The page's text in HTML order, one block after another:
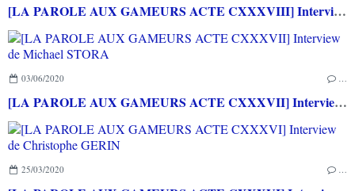
[LA PAROLE AUX GAMEURS ACTE CXXXVIII] Interview de Célia HODENT
03/06/2020
[LA PAROLE AUX GAMEURS ACTE CXXXVII] Interview de Michael STORA
25/03/2020